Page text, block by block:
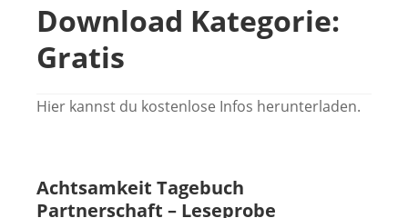
und
PaareDownload Kategorie:
Gratis
Hier kannst du kostenlose Infos herunterladen.
Achtsamkeit Tagebuch
Partnerschaft – Leseprobe